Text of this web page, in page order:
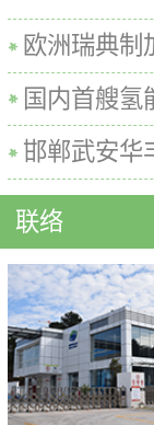
欧洲瑞典制
邯郸武安华
联络